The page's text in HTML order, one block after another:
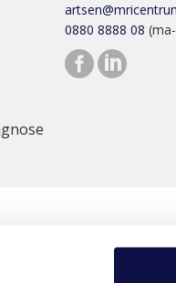
0880 8888 08